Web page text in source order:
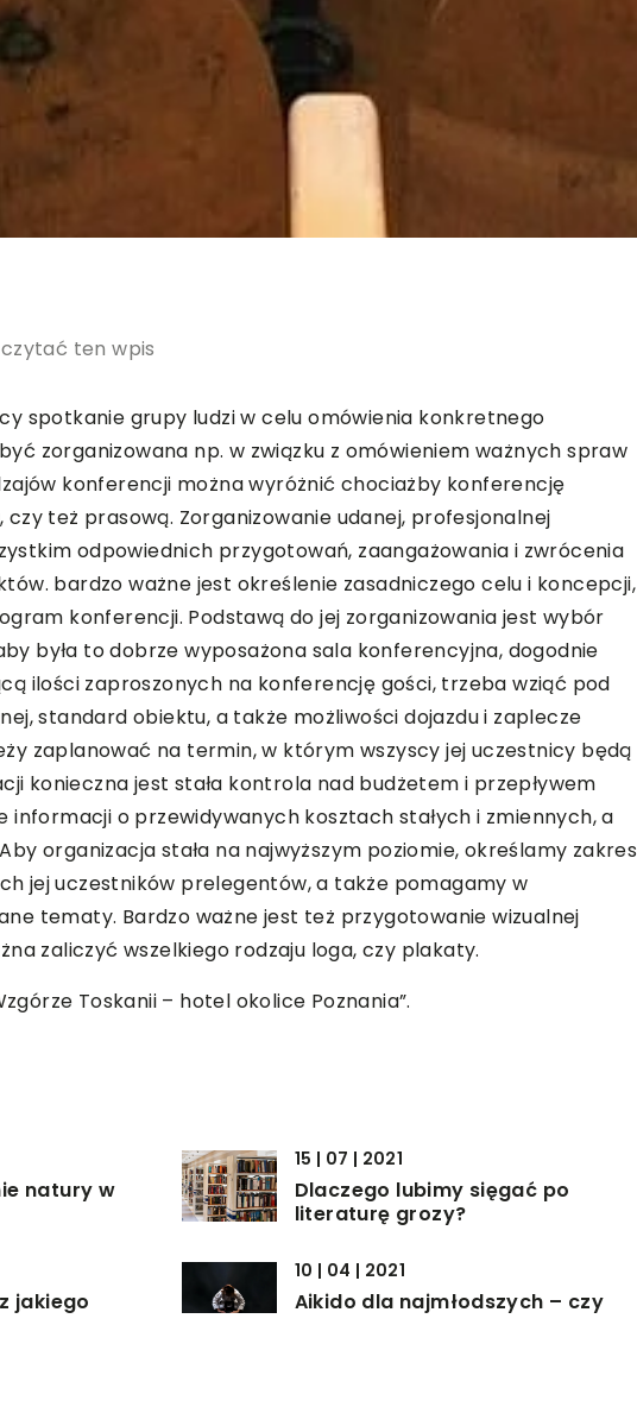
ten wpis
spotkanie grupy ludzi w celu omówienia konkretnego
zorganizowana np. w związku z omówieniem ważnych spraw
konferencji można wyróżnić chociażby konferencję
też prasową. Zorganizowanie udanej, profesjonalnej
odpowiednich przygotowań, zaangażowania i zwrócenia
bardzo ważne jest określenie zasadniczego celu i koncepcji,
konferencji. Podstawą do jej zorganizowania jest wybór
była to dobrze wyposażona sala konferencyjna, dogodnie
ilości zaproszonych na konferencję gości, trzeba wziąć pod
standard obiektu, a także możliwości dojazdu i zaplecze
zaplanować na termin, w którym wszyscy jej uczestnicy będą
konieczna jest stała kontrola nad budżetem i przepływem
informacji o przewidywanych kosztach stałych i zmiennych, a
organizacja stała na najwyższym poziomie, określamy zakres
jej uczestników prelegentów, a także pomagamy w
tematy. Bardzo ważne jest też przygotowanie wizualnej
zaliczyć wszelkiego rodzaju loga, czy plakaty.
Toskanii – hotel okolice Poznania”.
natury w
15 | 07 | 2021
Dlaczego lubimy sięgać po
literaturę grozy?
jakiego
10 | 04 | 2021
Aikido dla najmłodszych – czy